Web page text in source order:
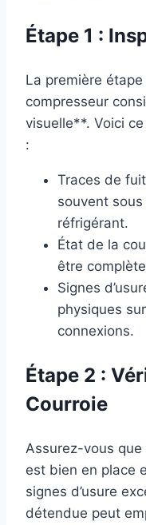
Étape 1 :
La première
compresseur
visuelle**. Voici
:
Traces de
souvent
réfrigérant.
État de la
être
Signes
physiques
connexions.
Étape 2 :
Courroie
Assurez-vous que
est bien en place
signes d’usure
détendue peut